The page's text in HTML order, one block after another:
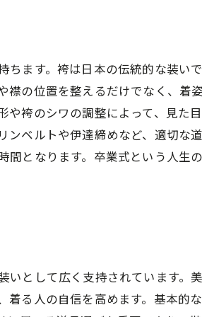
ます。袴は日本の伝統的な装い
襟の位置を整えるだけでなく、着
袴のシワの調整によって、見た
ベルトや伊達締めなど、適切な
となります。卒業式という人生
として広く支持されています。
る人の自信を高めます。基本的